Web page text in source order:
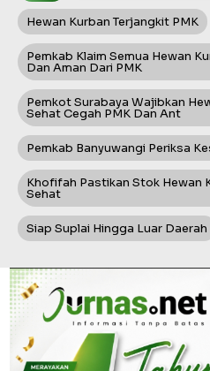
Hewan Kurban Terjangkit PMK
Pemkab Klaim Semua Hewan
Dan Aman Dari PMK
Pemkot Surabaya Wajibkan
Sehat Cegah PMK Dan Ant
Pemkab Banyuwangi Periksa
Khofifah Pastikan Stok Hewan
Sehat
Siap Suplai Hingga Luar Daerah